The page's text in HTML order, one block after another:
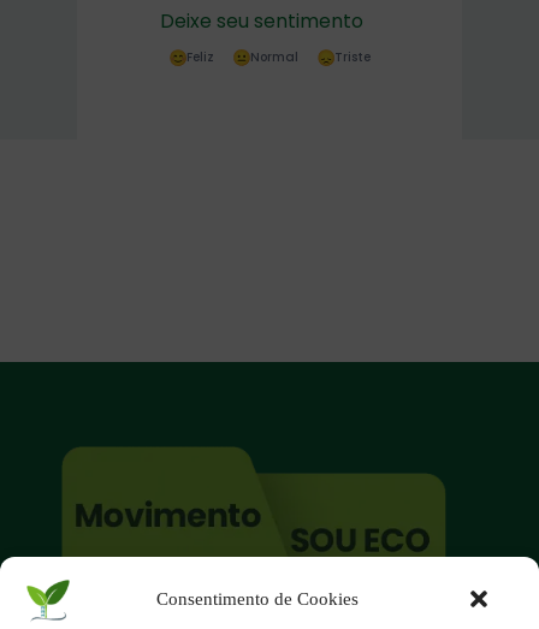
Consentimento de Cookies
Deixe seu sentimento
Feliz Normal Triste
O site é um movimento ambientalista!